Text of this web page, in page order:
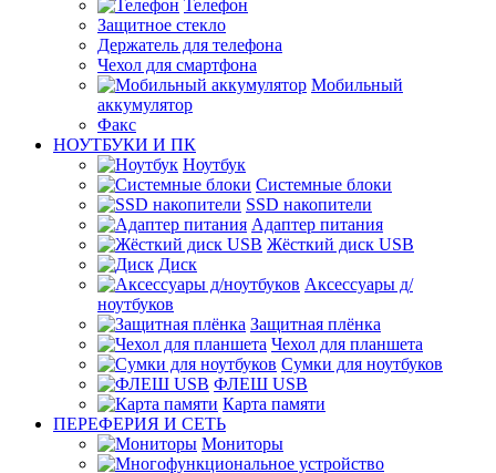
Телефон
Защитное стекло
Держатель для телефона
Чехол для смартфона
Мобильный
аккумулятор
Факс
НОУТБУКИ И ПК
Ноутбук
Системные блоки
SSD накопители
Адаптер питания
Жёсткий диск USB
Диск
Аксессуары д/
ноутбуков
Защитная плёнка
Чехол для планшета
Сумки для ноутбуков
ФЛЕШ USB
Карта памяти
ПЕРЕФЕРИЯ И СЕТЬ
Мониторы